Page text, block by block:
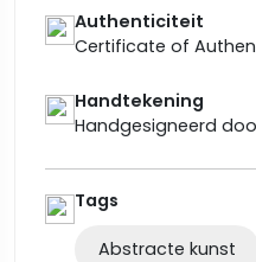
Authenticiteit
Certificate of
Handtekening
Handgesigneerd
Tags
Abstracte kunst